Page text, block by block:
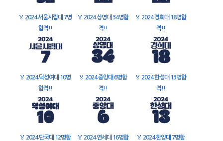
🏅 2024 서울시립대 7명
합격!!
🏅 2024 상명대 34명합
격!!
🏅 2024 경희대 18명합
격!!
🏅 2024 덕성여대 10명
합격!!
🏅 2024 중앙대 6명합
격!!
🏅 2024 한성대 13명합
격!!
🏅 2024 단국대 12명합
🏅 2024 연세대 16명합
🏅 2024 한양대 7명합